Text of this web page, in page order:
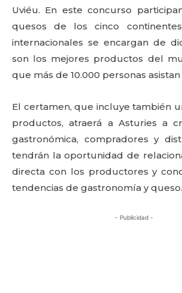
Uviéu. En este concurso
quesos de los cinco
internacionales se encargan de
son los mejores productos del
que más de 10.000 personas
El certamen, que incluye también
productos, atraerá a Asturies a
gastronómica, compradores y
tendrán la oportunidad de
directa con los productores y
tendencias de gastronomía y queso.
- Publicidad -